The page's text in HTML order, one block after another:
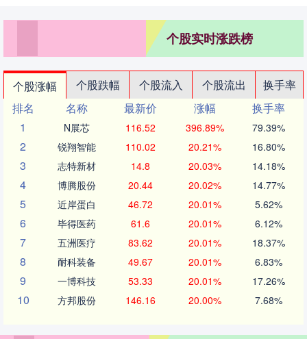
个股实时涨跌榜
个股涨幅 个股跌幅 个股流入 个股流出
换手率
排名
名称 最新价 涨幅
换手率
1
N展芯 116.52 396.89% 79.39%
2 锐翔智能 110.02 20.21% 16.80%
3 志特新材 14.8 20.03% 14.18%
4 博腾股份 20.44 20.02% 14.77%
5 近岸蛋白 46.72 20.01% 5.62%
6 毕得医药 61.6 20.01% 6.12%
7 五洲医疗 83.62 20.01% 18.37%
8 耐科装备 49.67 20.01% 6.83%
9 一博科技 53.33 20.01% 17.26%
10 方邦股份 146.16 20.00% 7.68%